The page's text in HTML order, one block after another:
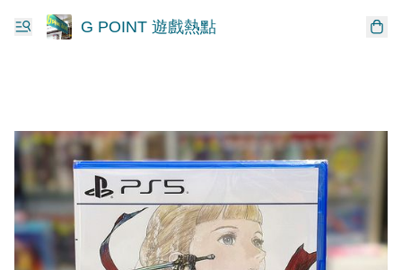
G POINT 遊戲熱點